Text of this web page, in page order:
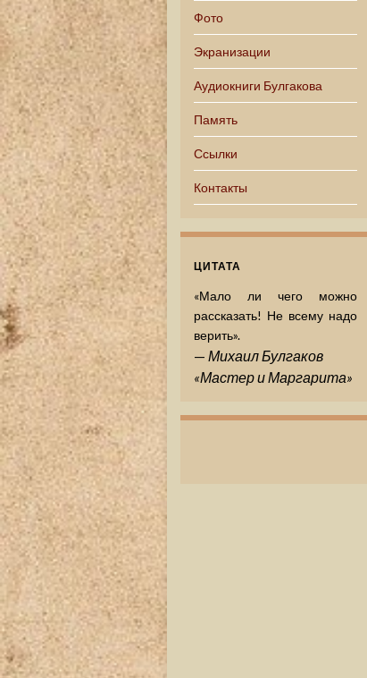
Фото
Экранизации
Аудиокниги Булгакова
Память
Ссылки
Контакты
ЦИТАТА
«Мало ли чего можно
рассказать! Не всему надо
верить».
— Михаил Булгаков
«Мастер и Маргарита»